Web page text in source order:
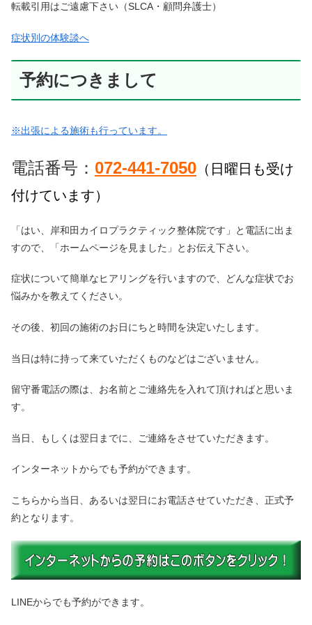
転載引用はご遠慮下さい（SLCA・顧問弁護士）
症状別の体験談へ
予約につきまして
※出張による施術も行っています。
電話番号： 072-441-7050 （日曜日も受け
付けています）
「はい、岸和田カイロプラクティック整体院です」と電話に出ま
すので、「ホームページを見ました」とお伝え下さい。
症状について簡単なヒアリングを行いますので、どんな症状でお
悩みかを教えてください。
その後、初回の施術のお日にちと時間を決定いたします。
当日は特に持って来ていただくものなどはございません。
留守番電話の際は、お名前とご連絡先を入れて頂ければと思いま
す。
当日、もしくは翌日までに、ご連絡をさせていただきます。
インターネットからでも予約ができます。
こちらから当日、あるいは翌日にお電話させていただき、正式予
約となります。
LINEからでも予約ができます。